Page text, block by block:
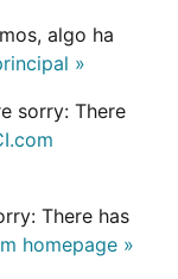
algo ha
»
sorry: There
There has
homepage »